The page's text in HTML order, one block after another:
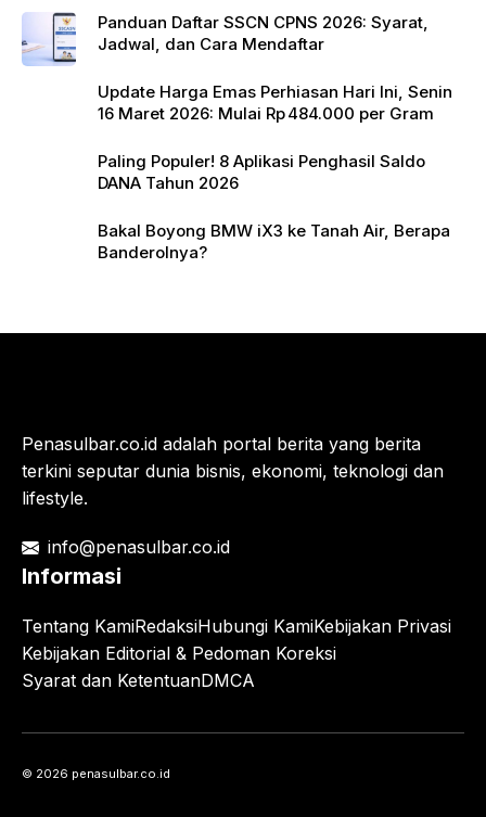
Panduan Daftar SSCN CPNS 2026: Syarat,
Jadwal, dan Cara Mendaftar
Update Harga Emas Perhiasan Hari Ini, Senin
16 Maret 2026: Mulai Rp 484.000 per Gram
Paling Populer! 8 Aplikasi Penghasil Saldo
DANA Tahun 2026
Bakal Boyong BMW iX3 ke Tanah Air, Berapa
Banderolnya?
Penasulbar.co.id adalah portal berita yang berita
terkini seputar dunia bisnis, ekonomi, teknologi dan
lifestyle.
info@penasulbar.co.id
Informasi
Tentang KamiRedaksiHubungi KamiKebijakan Privasi
Kebijakan Editorial & Pedoman Koreksi
Syarat dan KetentuanDMCA
© 2026 penasulbar.co.id